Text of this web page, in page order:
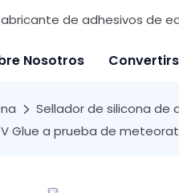
de adhesivos de
Nosotros
Sellador de silicona de
Glue a prueba de